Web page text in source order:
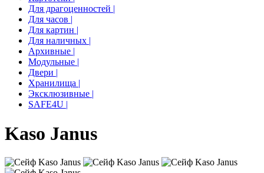
Для драгоценностей |
Для часов |
Для картин |
Для наличных |
Архивные |
Модульные |
Двери |
Хранилища |
Эксклюзивные |
SAFE4U |
Kaso Janus